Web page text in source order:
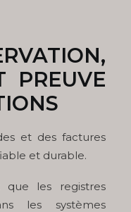
PREUVE
et des factures
et durable.
que les registres
les systèmes